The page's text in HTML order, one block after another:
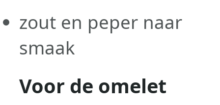
zout en peper naar
smaak
Voor de omelet